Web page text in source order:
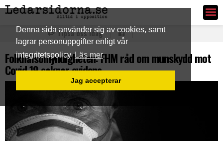
Denna sida använder sig av cookies, samt
lagrar personuppgifter enligt vår
integritetspolicyLäs mer
Jag accepterar
Ledarsidorna.se
Tipsa oss idag
Folkhälsomyndigheten: FHM råd om munskydd mot
Covid 19 saknar evidens